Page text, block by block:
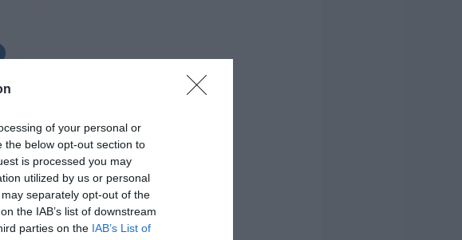
of your personal or
the below opt-out section to
is processed you may
utilized by us or personal
separately opt-out of the
the IAB’s list of downstream
parties on the IAB’s List of